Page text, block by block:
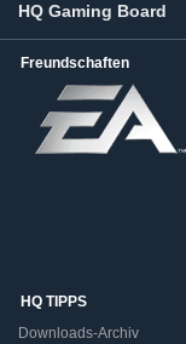
HQ Gaming Board
Freundschaften
HQ TIPPS
Downloads-Archiv